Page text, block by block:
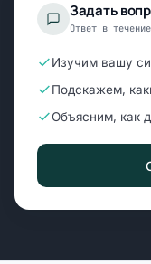
Задать
Ответ в
Изучим вашу
Подскажем,
Объясним, как